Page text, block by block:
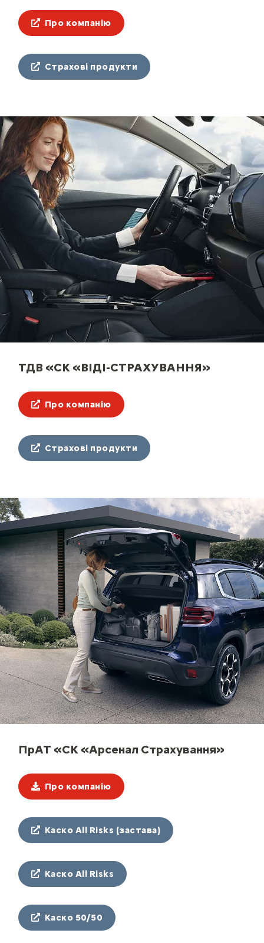
Про компанію
Страхові продукти
ТДВ «СК «ВІДІ-СТРАХУВАННЯ»
Про компанію
Страхові продукти
ПрАТ «СК «Арсенал Страхування»
Про компанію
Каско All Risks (застава)
Каско All Risks
Каско 50/50